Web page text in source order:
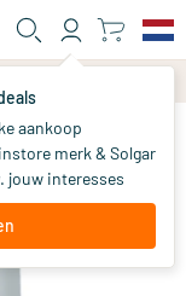
aankoop
merk & Solgar
jouw interesses
64.